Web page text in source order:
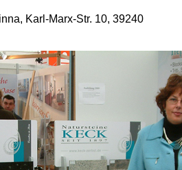
Karl-Marx-Str. 10, 39240